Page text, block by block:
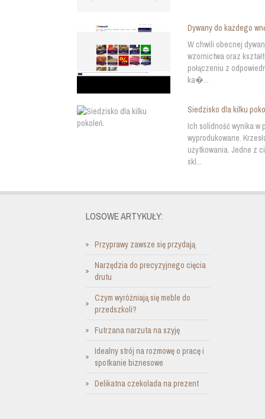
Dywany do każdego
W chwili obecnej
wzornictwa oraz
połączeniu z
ka�...
Siedzisko dla kilku
Ich solidność wynika w
wyprodukowane.
użytkowania. Jedne z
skl...
LOSOWE ARTYKUŁY:
Przyprawy zawsze się przydają
Narzędzia do precyzyjnego cięcia
drutu
Czym wyróżniają się meble do
przedszkoli?
Futrzana narzuta na szyję
Idealny strój na rozmowę o pracę i
spotkanie biznesowe
Delikatna czekolada na prezent